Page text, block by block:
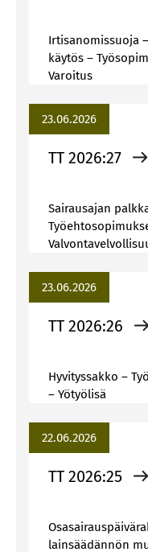
Irtisanomissuoja
käytös –
Varoitus
23.06.2026
TT 2026:27
Sairausajan
23.06.2026
TT 2026:26
Hyvityssakko –
– Yötyölisä
22.06.2026
TT 2026:25
lainsäädännön